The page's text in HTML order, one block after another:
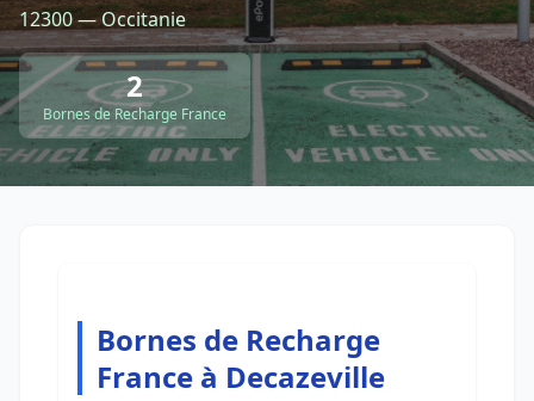
CGU-Confidentialité- Service proposé parViteUnDevis.com-Vous
12300 — Occitanie
2
Bornes de Recharge France
Bornes de Recharge
France à Decazeville